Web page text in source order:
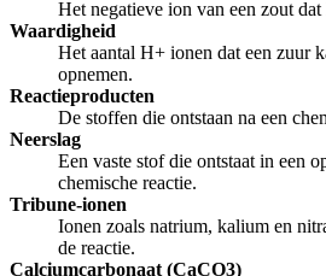
Het negatieve ion van een zout
Waardigheid
Het aantal H+ ionen dat een zuur
opnemen.
Reactieproducten
De stoffen die ontstaan na een
Neerslag
Een vaste stof die ontstaat in een
chemische reactie.
Tribune-ionen
Ionen zoals natrium, kalium en
de reactie.
Calciumcarbonaat (CaCO3)